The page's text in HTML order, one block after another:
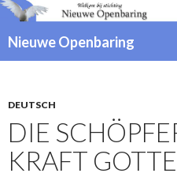
Nieuwe Openbaring
SPRINGEN
DEUTSCH
DIE
KRAFT